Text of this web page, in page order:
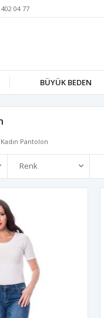
04 77
BÜYÜK BEDEN
Kadın Pantolon
Renk